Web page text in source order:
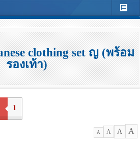
clothing set ญ (พร้อม
รองเท้า)
1
A A A A